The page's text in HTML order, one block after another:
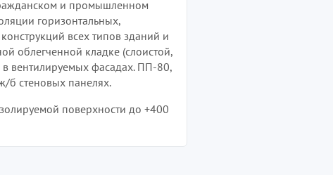
и промышленном
горизонтальных,
всех типов зданий и
облегченной кладке (слоистой,
вентилируемых фасадах. ПП-80,
б стеновых панелях.
поверхности до +400